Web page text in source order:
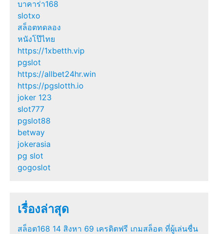
บาคาร่า168
slotxo
สล็อตทดลอง
หนังโป๊ไทย
https://1xbetth.vip
pgslot
https://allbet24hr.win
https://pgslotth.io
joker 123
slot777
pgslot88
betway
jokerasia
pg slot
gogoslot
เรื่องล่าสุด
สล็อต168 14 สิงหา 69 เครดิตฟรี เกมสล็อต ที่ผู้เล่นชื่น